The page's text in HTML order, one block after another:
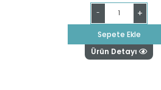
- +
Sepete Ekle
Ürün Detayı